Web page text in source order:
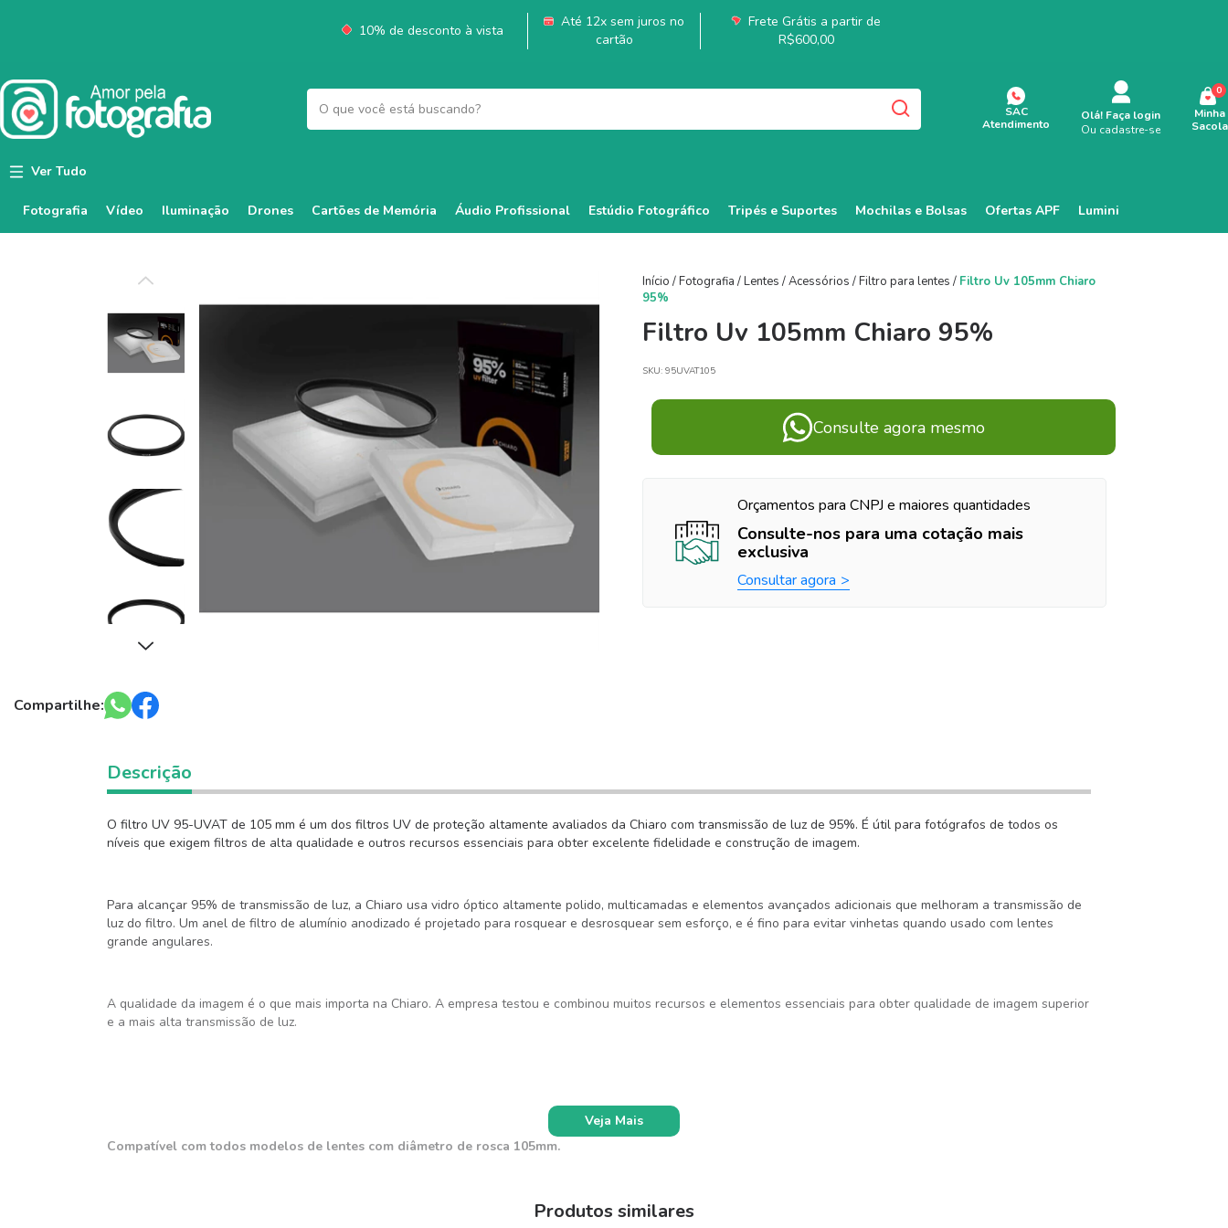
10% de desconto à vista
Até 12x sem juros no
cartão
Frete Grátis a partir de
R$600,00
SAC
Atendimento
Olá! Faça login
Ou cadastre-se
Minha
Sacola
0
Ver Tudo
Fotografia Vídeo Iluminação Drones Cartões de Memória Áudio Profissional Estúdio Fotográfico Tripés e Suportes Mochilas e Bolsas Ofertas APF Lumini
Início /Fotografia /Lentes /Acessórios /Filtro para lentes / Filtro Uv 105mm Chiaro
95%
Filtro Uv 105mm Chiaro 95%
SKU: 95UVAT105
Consulte agora mesmo
Orçamentos para CNPJ e maiores quantidades
Consulte-nos para uma cotação mais
exclusiva
Consultar agora
Compartilhe:
Descrição
O filtro UV 95-UVAT de 105 mm é um dos filtros UV de proteção altamente avaliados da Chiaro com transmissão de luz de 95%. É útil para fotógrafos de todos os
níveis que exigem filtros de alta qualidade e outros recursos essenciais para obter excelente fidelidade e construção de imagem.
Para alcançar 95% de transmissão de luz, a Chiaro usa vidro óptico altamente polido, multicamadas e elementos avançados adicionais que melhoram a transmissão de
luz do filtro. Um anel de filtro de alumínio anodizado é projetado para rosquear e desrosquear sem esforço, e é fino para evitar vinhetas quando usado com lentes
grande angulares.
A qualidade da imagem é o que mais importa na Chiaro. A empresa testou e combinou muitos recursos e elementos essenciais para obter qualidade de imagem superior
e a mais alta transmissão de luz.
Compatível com todos modelos de lentes com diâmetro de rosca 105mm.
Veja Mais
Produtos similares